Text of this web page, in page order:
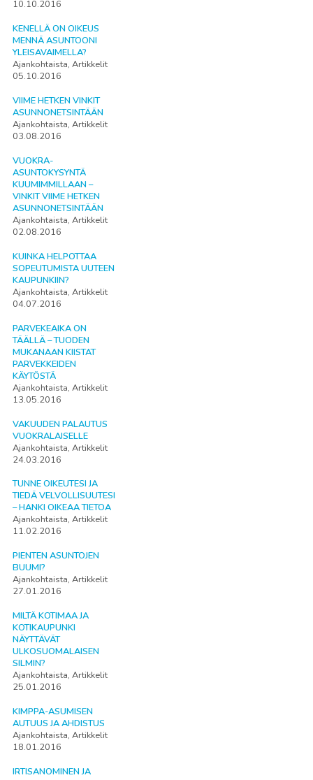
10.10.2016
KENELLÄ ON OIKEUS
MENNÄ ASUNTOONI
YLEISAVAIMELLA?
Ajankohtaista, Artikkelit
05.10.2016
VIIME HETKEN VINKIT
ASUNNONETSINTÄÄN
Ajankohtaista, Artikkelit
03.08.2016
VUOKRA-
ASUNTOKYSYNTÄ
KUUMIMMILLAAN –
VINKIT VIIME HETKEN
ASUNNONETSINTÄÄN
Ajankohtaista, Artikkelit
02.08.2016
KUINKA HELPOTTAA
SOPEUTUMISTA UUTEEN
KAUPUNKIIN?
Ajankohtaista, Artikkelit
04.07.2016
PARVEKEAIKA ON
TÄÄLLÄ – TUODEN
MUKANAAN KIISTAT
PARVEKKEIDEN
KÄYTÖSTÄ
Ajankohtaista, Artikkelit
13.05.2016
VAKUUDEN PALAUTUS
VUOKRALAISELLE
Ajankohtaista, Artikkelit
24.03.2016
TUNNE OIKEUTESI JA
TIEDÄ VELVOLLISUUTESI
– HANKI OIKEAA TIETOA
Ajankohtaista, Artikkelit
11.02.2016
PIENTEN ASUNTOJEN
BUUMI?
Ajankohtaista, Artikkelit
27.01.2016
MILTÄ KOTIMAA JA
KOTIKAUPUNKI
NÄYTTÄVÄT
ULKOSUOMALAISEN
SILMIN?
Ajankohtaista, Artikkelit
25.01.2016
KIMPPA-ASUMISEN
AUTUUS JA AHDISTUS
Ajankohtaista, Artikkelit
18.01.2016
IRTISANOMINEN JA